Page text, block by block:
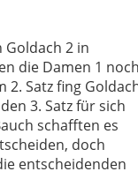
Goldach 2 in
die Damen 1
2. Satz fing
3. Satz für sich
schafften es
doch
entscheidenden